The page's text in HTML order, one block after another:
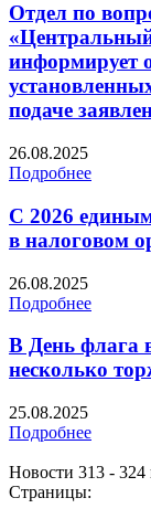
Отдел по
информирует
подаче
26.08.2025
Подробнее
С 2026
в налоговом
26.08.2025
Подробнее
В День флага
несколько
25.08.2025
Подробнее
Новости 313 - 324
Страницы: